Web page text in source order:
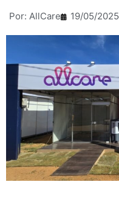
Por: AllCare 19/05/2025